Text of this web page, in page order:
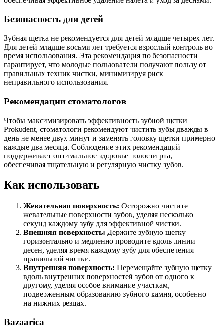
Безопасность для детей
Зубная щетка не рекомендуется для детей младше четырех лет.
Для детей младше восьми лет требуется взрослый контроль во
время использования. Эта рекомендация по безопасности
гарантирует, что молодые пользователи получают пользу от
правильных техник чистки, минимизируя риск
неправильного использования.
Рекомендации стоматологов
Чтобы максимизировать эффективность зубной щетки
Prokudent, стоматологи рекомендуют чистить зубы дважды в
день не менее двух минут и заменять головку щетки примерно
каждые два месяца. Соблюдение этих рекомендаций
поддерживает оптимальное здоровье полости рта,
обеспечивая тщательную и регулярную чистку зубов.
Как использовать
Жевательная поверхность: Осторожно чистите
жевательные поверхности зубов, уделяя несколько
секунд каждому зубу для эффективной чистки.
Внешняя поверхность: Держите зубную щетку
горизонтально и медленно проводите вдоль линии
десен, уделяя время каждому зубу для обеспечения
правильной чистки.
Внутренняя поверхность: Перемещайте зубную щетку
вдоль внутренних поверхностей зубов от одного к
другому, уделяя особое внимание участкам,
подверженным образованию зубного камня, особенно
на нижних резцах.
Bazaarica